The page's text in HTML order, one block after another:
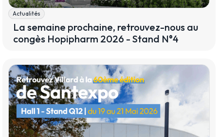
Actualités
La semaine prochaine, retrouvez-nous au
congès Hopipharm 2026 - Stand N°4